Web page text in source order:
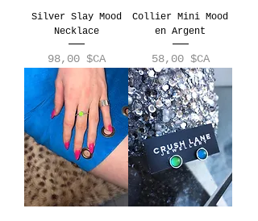
Silver Slay Mood
Necklace
Prix
98,00 $CA
Collier Mini Mood
en Argent
Prix
58,00 $CA